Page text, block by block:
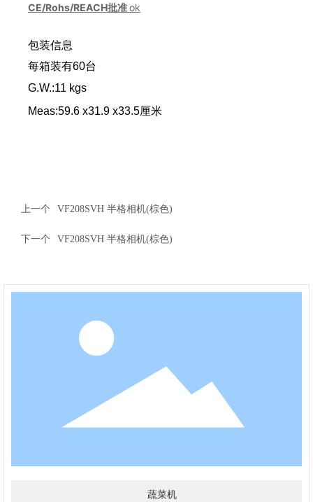
CE/Rohs/REACH批准ok
包装信息
每箱装有60台
G.W.:11 kgs
Meas:59.6 x31.9 x33.5厘米
上一个 VF208SVH 半格相机(棕色)
下一个 VF208SVH 半格相机(棕色)
蔬菜机